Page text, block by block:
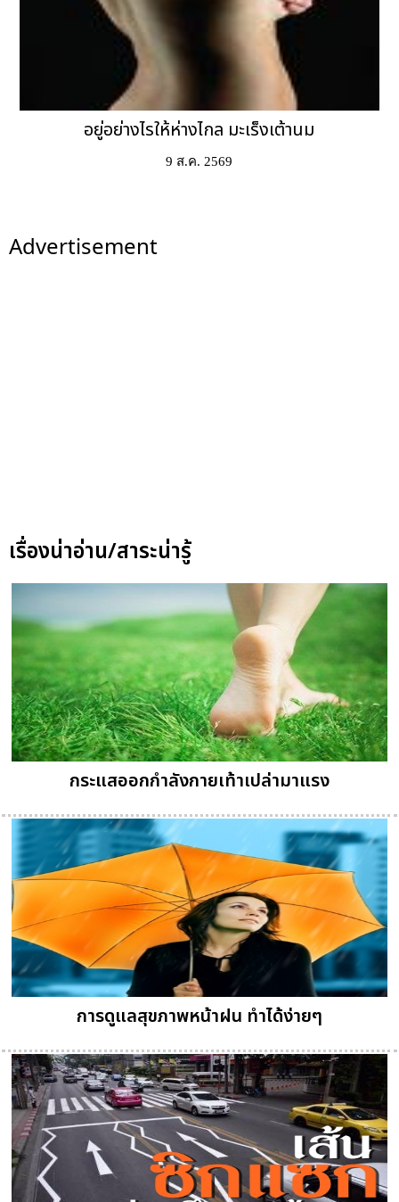
อยู่อย่างไรให้ห่างไกล มะเร็งเต้านม
9 ส.ค. 2569
Advertisement
เรื่องน่าอ่าน/สาระน่ารู้
กระแสออกกำลังกายเท้าเปล่ามาแรง
การดูแลสุขภาพหน้าฝน ทำได้ง่ายๆ